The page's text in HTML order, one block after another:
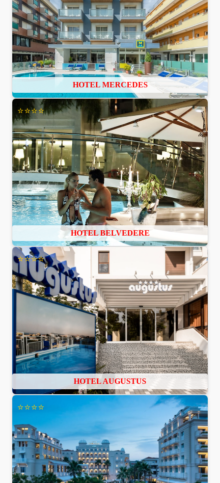
HOTEL MERCEDES
⭐⭐⭐⭐
HOTEL BELVEDERE
⭐⭐⭐⭐
HOTEL AUGUSTUS
⭐⭐⭐⭐